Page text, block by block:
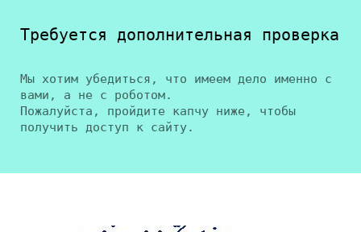
Требуется дополнительная проверка
Мы хотим убедиться, что имеем дело именно с
вами, а не с роботом.
Пожалуйста, пройдите капчу ниже, чтобы
получить доступ к сайту.